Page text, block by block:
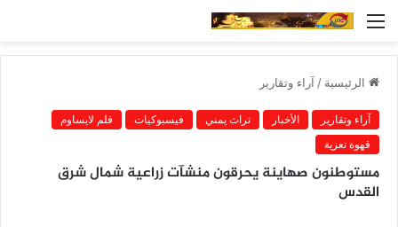
القائمة
الرئيسية / آراء وتقارير
آراء وتقارير الأخبار تراث يمني فيسبوكيات
قلم لايساوم
قهوة تعزية
مستوطنون صهاينة يحرقون منشآت زراعية شمال شرق
القدس